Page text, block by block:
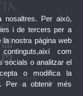
nosaltres. Per això,
i de tercers per a
la nostra pàgina web
com
socials o analitzar el
o modifica la
Per a obtenir més